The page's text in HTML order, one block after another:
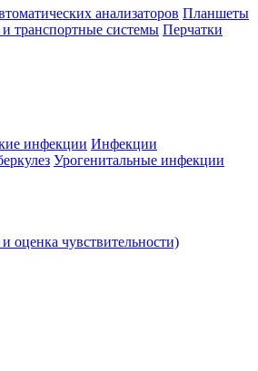
анализаторов Планшеты
транспортные системы Перчатки
инфекции Инфекции
Урогенитальные инфекции
оценка чувствительности)